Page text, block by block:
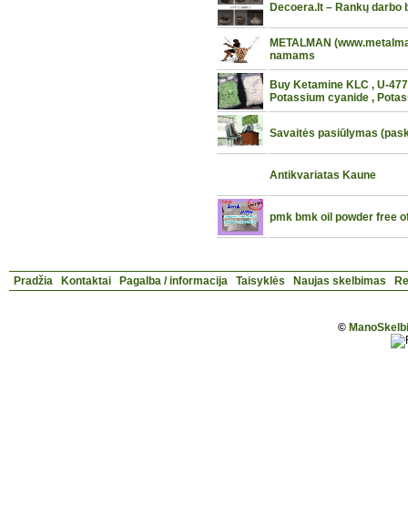
Decoera.lt – Rankų
METALMAN
namams
Buy Ketamine KLC , U-
Potassium cyanide ,
Savaitės pasiūlymas
Antikvariatas Kaune
pmk bmk oil powder free
Pradžia Kontaktai Pagalba / informacija Taisyklės Naujas skelbimas
©